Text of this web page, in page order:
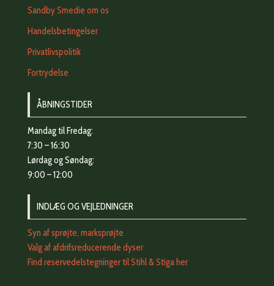
Sandby Smedie om os
Handelsbetingelser
Privatlivspolitik
Fortrydelse
ÅBNINGSTIDER
Mandag til Fredag:
7:30 – 16:30
Lørdag og Søndag:
9:00 – 12:00
INDLÆG OG VEJLEDNINGER
Syn af sprøjte, marksprøjte
Valg af afdrifsreducerende dyser
Find reservedelstegninger til Stihl & Stiga her